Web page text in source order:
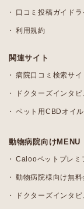
口コミ投稿ガイドラ
利用規約
関連サイト
病院口コミ検索サ
ドクターズインタビ
ペット用CBDオイ
動物病院向けMENU
Calooペットプレミ
動物病院様向け無
ドクターズインタ